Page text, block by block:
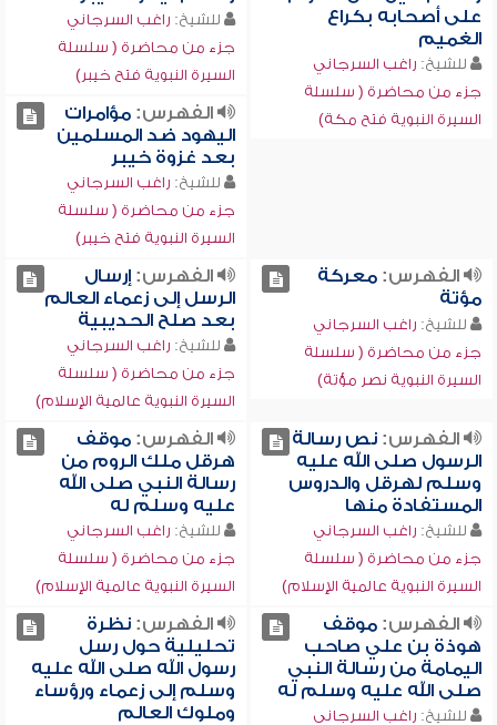
على أصحابه بكراع
الغميم
للشيخ: راغب السرجاني
جزء من محاضرة ( سلسلة
السيرة النبوية فتح مكة)
للشيخ: راغب السرجاني
جزء من محاضرة ( سلسلة
السيرة النبوية فتح خيبر)
الفهرس:مؤامرات
اليهود ضد المسلمين
بعد غزوة خيبر
للشيخ: راغب السرجاني
جزء من محاضرة ( سلسلة
السيرة النبوية فتح خيبر)
الفهرس:معركة
مؤتة
للشيخ: راغب السرجاني
جزء من محاضرة ( سلسلة
السيرة النبوية نصر مؤتة)
الفهرس:إرسال
الرسل إلى زعماء العالم
بعد صلح الحديبية
للشيخ: راغب السرجاني
جزء من محاضرة ( سلسلة
السيرة النبوية عالمية الإسلام)
الفهرس:نص رسالة
الرسول صلى الله عليه
وسلم لهرقل والدروس
المستفادة منها
للشيخ: راغب السرجاني
جزء من محاضرة ( سلسلة
السيرة النبوية عالمية الإسلام)
الفهرس:موقف
هرقل ملك الروم من
رسالة النبي صلى الله
عليه وسلم له
للشيخ: راغب السرجاني
جزء من محاضرة ( سلسلة
السيرة النبوية عالمية الإسلام)
الفهرس:موقف
هوذة بن علي صاحب
اليمامة من رسالة النبي
صلى الله عليه وسلم له
للشيخ: راغب السرجاني
الفهرس:نظرة
تحليلية حول رسل
رسول الله صلى الله عليه
وسلم إلى زعماء ورؤساء
وملوك العالم